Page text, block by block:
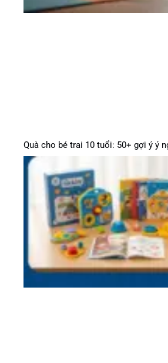
Quà cho bé trai 10 tuổi: 50+ gợi ý ý